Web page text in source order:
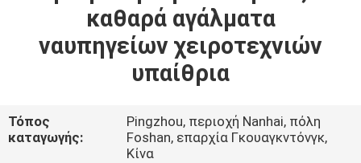
ΠΡΟΪΌΝΤΑ
ΣΧΕΤΙΚΆ
ΜΕ
καθαρά αγάλματα
ναυπηγείων χειροτεχνιών
υπαίθρια
Τόπος
καταγωγής:
Pingzhou, περιοχή Nanhai, πόλη
Foshan, επαρχία Γκουαγκντόνγκ,
Κίνα